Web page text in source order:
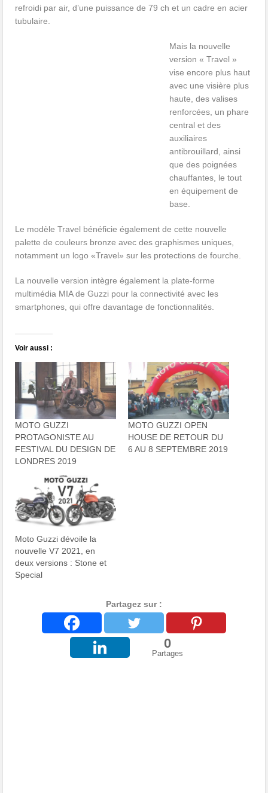
refroidi par air, d’une puissance de 79 ch et un cadre en acier
tubulaire.
Mais la nouvelle
version « Travel »
vise encore plus haut
avec une visière plus
haute, des valises
renforcées, un phare
central et des
auxiliaires
antibrouillard, ainsi
que des poignées
chauffantes, le tout
en équipement de
base.
Le modèle Travel bénéficie également de cette nouvelle
palette de couleurs bronze avec des graphismes uniques,
notamment un logo «Travel» sur les protections de fourche.
La nouvelle version intègre également la plate-forme
multimédia MIA de Guzzi pour la connectivité avec les
smartphones, qui offre davantage de fonctionnalités.
Voir aussi :
MOTO GUZZI
PROTAGONISTE AU
FESTIVAL DU DESIGN DE
LONDRES 2019
MOTO GUZZI OPEN
HOUSE DE RETOUR DU
6 AU 8 SEPTEMBRE 2019
Moto Guzzi dévoile la
nouvelle V7 2021, en
deux versions : Stone et
Special
Partagez sur :
0
Partages